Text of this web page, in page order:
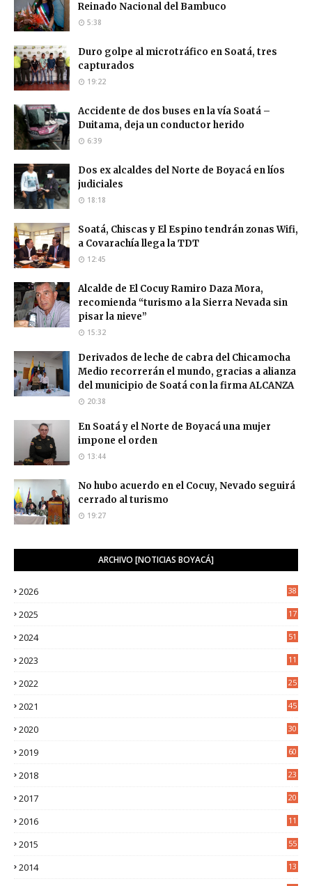
Reinado Nacional del Bambuco
5:38
Duro golpe al microtráfico en Soatá, tres
capturados
19:22
Accidente de dos buses en la vía Soatá –
Duitama, deja un conductor herido
6:39
Dos ex alcaldes del Norte de Boyacá en líos
judiciales
18:18
Soatá, Chiscas y El Espino tendrán zonas Wifi,
a Covarachía llega la TDT
12:45
Alcalde de El Cocuy Ramiro Daza Mora,
recomienda “turismo a la Sierra Nevada sin
pisar la nieve”
15:32
Derivados de leche de cabra del Chicamocha
Medio recorrerán el mundo, gracias a alianza
del municipio de Soatá con la firma ALCANZA
20:38
En Soatá y el Norte de Boyacá una mujer
impone el orden
13:44
No hubo acuerdo en el Cocuy, Nevado seguirá
cerrado al turismo
19:27
ARCHIVO [NOTICIAS BOYACÁ]
2026 38
2025
17
2024 51
2023
11
2022
25
2021
45
2020
30
2019 60
2018
23
2017
20
2016
11
2015 55
2014
13